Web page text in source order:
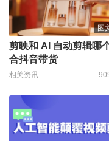
图
剪映和 AI 自动剪辑哪
合抖音带货
相关资讯